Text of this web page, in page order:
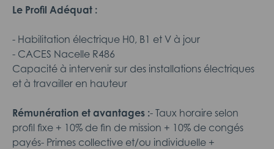
Le Profil Adéquat :
- Habilitation électrique H0, B1 et V à jour
- CACES Nacelle R486
Capacité à intervenir sur des installations électriques
et à travailler en hauteur
Rémunération et avantages :- Taux horaire selon
profil fixe + 10% de fin de mission + 10% de congés
payés- Primes collective et/ou individuelle +